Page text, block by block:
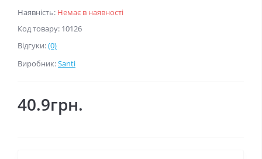
Наявність: Немає в наявності
Код товару: 10126
Відгуки:(0)
Виробник:Santi
40.9грн.